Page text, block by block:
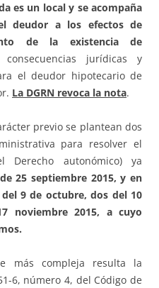
es un local y se acompaña
deudor a los efectos de
de la existencia de
jurídicas y
el deudor hipotecario de
La DGRN revoca la nota.
previo se plantean dos
para resolver el
Derecho autonómico) ya
25 septiembre 2015, y en
9 de octubre, dos del 10
noviembre 2015, a cuyo
más compleja resulta la
6, número 4, del Código de